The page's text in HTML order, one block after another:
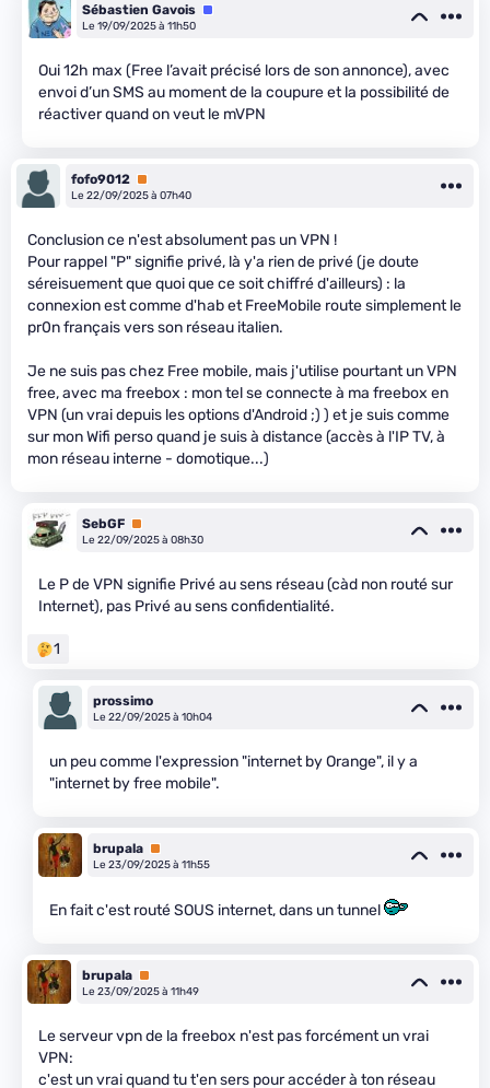
Sébastien Gavois Équipe
Le 19/09/2025 à 11h50
Oui 12h max (Free l’avait précisé lors de son annonce), avec
envoi d’un SMS au moment de la coupure et la possibilité de
réactiver quand on veut le mVPN
fofo9012 Premium
Le 22/09/2025 à 07h40
Conclusion ce n'est absolument pas un VPN !
Pour rappel "P" signifie privé, là y'a rien de privé (je doute
séreisuement que quoi que ce soit chiffré d'ailleurs) : la
connexion est comme d'hab et FreeMobile route simplement le
pr0n français vers son réseau italien.
Je ne suis pas chez Free mobile, mais j'utilise pourtant un VPN
free, avec ma freebox : mon tel se connecte à ma freebox en
VPN (un vrai depuis les options d'Android ;) ) et je suis comme
sur mon Wifi perso quand je suis à distance (accès à l'IP TV, à
mon réseau interne - domotique...)
SebGF Premium
Le 22/09/2025 à 08h30
Le P de VPN signifie Privé au sens réseau (càd non routé sur
Internet), pas Privé au sens confidentialité.
1
prossimo
Le 22/09/2025 à 10h04
un peu comme l'expression "internet by Orange", il y a
"internet by free mobile".
brupala Premium
Le 23/09/2025 à 11h55
En fait c'est routé SOUS internet, dans un tunnel
brupala Premium
Le 23/09/2025 à 11h49
Le serveur vpn de la freebox n'est pas forcément un vrai
VPN:
c'est un vrai quand tu t'en sers pour accéder à ton réseau